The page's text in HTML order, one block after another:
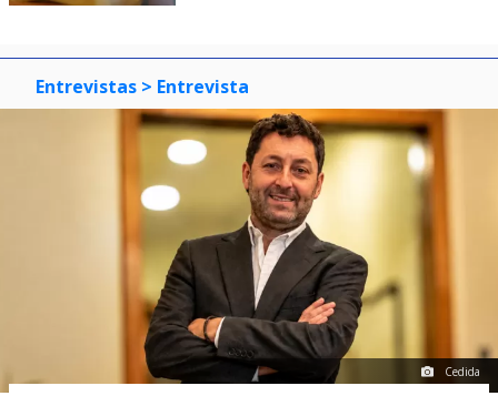
Entrevistas > Entrevista
Cedida